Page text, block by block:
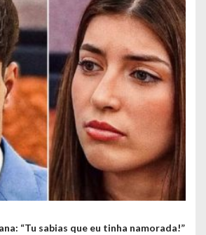
“Tu sabias que eu tinha namorada!”